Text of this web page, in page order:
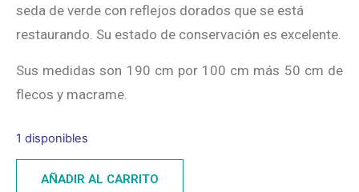
seda de verde con reflejos dorados que se está
restaurando. Su estado de conservación es excelente.
Sus medidas son 190 cm por 100 cm más 50 cm de
flecos y macrame.
1 disponibles
AÑADIR AL CARRITO